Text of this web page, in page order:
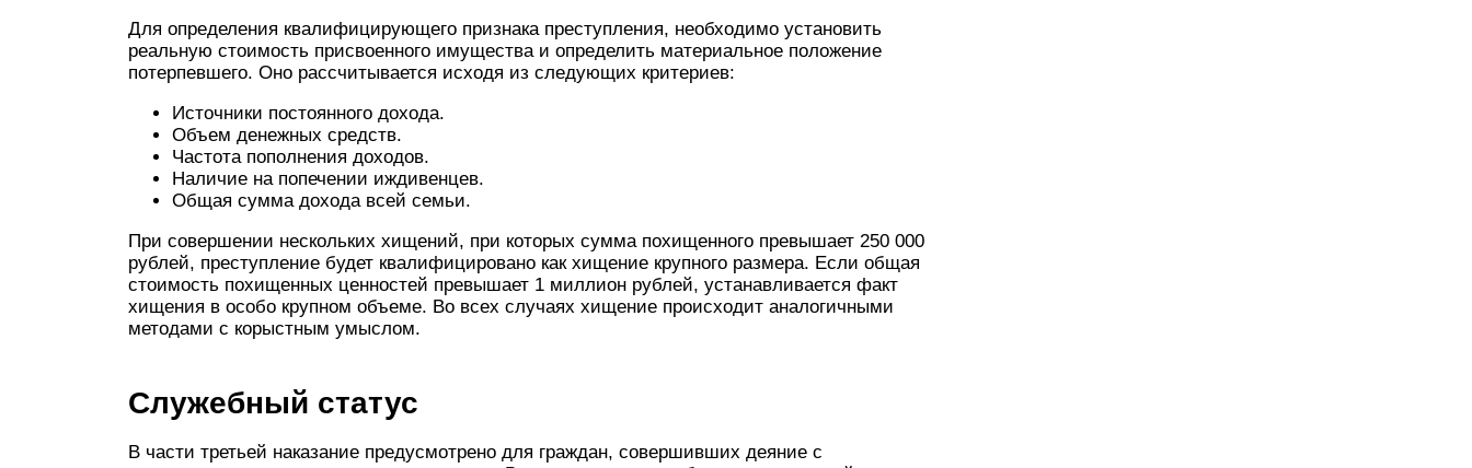
Для определения квалифицирующего признака преступления, необходимо установить
реальную стоимость присвоенного имущества и определить материальное положение
потерпевшего. Оно рассчитывается исходя из следующих критериев:
Источники постоянного дохода.
Объем денежных средств.
Частота пополнения доходов.
Наличие на попечении иждивенцев.
Общая сумма дохода всей семьи.
При совершении нескольких хищений, при которых сумма похищенного превышает 250 000
рублей, преступление будет квалифицировано как хищение крупного размера. Если общая
стоимость похищенных ценностей превышает 1 миллион рублей, устанавливается факт
хищения в особо крупном объеме. Во всех случаях хищение происходит аналогичными
методами с корыстным умыслом.
Служебный статус
В части третьей наказание предусмотрено для граждан, совершивших деяние с